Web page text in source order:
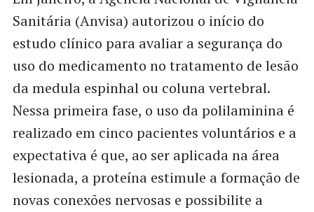
Sanitária (Anvisa) autorizou o início do
estudo clínico para avaliar a segurança do
uso do medicamento no tratamento de lesão
da medula espinhal ou coluna vertebral.
Nessa primeira fase, o uso da polilaminina é
realizado em cinco pacientes voluntários e a
expectativa é que, ao ser aplicada na área
lesionada, a proteína estimule a formação de
novas conexões nervosas e possibilite a